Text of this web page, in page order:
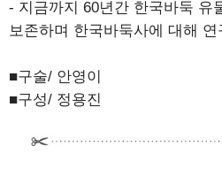
- 지금까지 60년간 한국바둑 유
보존하며 한국바둑사에 대해
■구술/ 안영이
■구성/ 정용진